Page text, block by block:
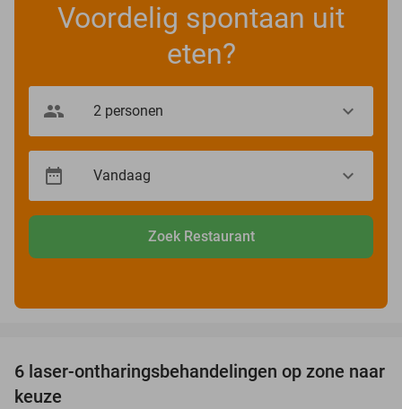
Voordelig spontaan uit
eten?
Zoek Restaurant
72%
6 laser-ontharingsbehandelingen op zone naar
keuze